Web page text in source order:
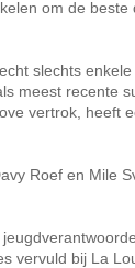
om de
slechts
meest recente
vertrok, heeft
Roef en Mile
vervuld bij La